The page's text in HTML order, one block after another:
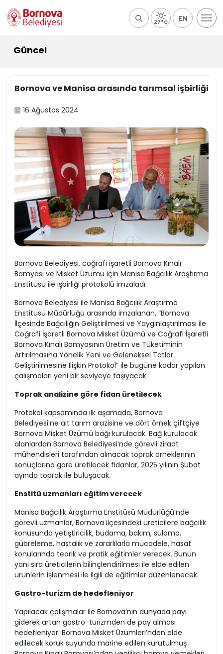
27°C EN
Güncel
Bornova ve Manisa arasında tarımsal işbirliği
16 Ağustos 2024
Bornova Belediyesi, coğrafi işaretli Bornova Kınalı
Bamyası ve Misket Üzümü için Manisa Bağcılık Araştırma
Enstitüsü ile işbirliği protokolü imzaladı.
Bornova Belediyesi ile Manisa Bağcılık Araştırma
Enstitüsü Müdürlüğü arasında imzalanan, “Bornova
İlçesinde Bağcılığın Geliştirilmesi ve Yaygınlaştırılması ile
Coğrafi İşaretli Bornova Misket Üzümü ve Coğrafi İşaretli
Bornova Kınalı Bamyasının Üretim ve Tüketiminin
Artırılmasına Yönelik Yeni ve Geleneksel Tatlar
Geliştirilmesine İlişkin Protokol” ile bugüne kadar yapılan
çalışmaları yeni bir seviyeye taşıyacak.
Toprak analizine göre fidan üretilecek
Protokol kapsamında ilk aşamada, Bornova
Belediyesi’ne ait tarım arazisine ve dört örnek çiftçiye
Bornova Misket Üzümü bağı kurulacak. Bağ kurulacak
alanlardan Bornova Belediyesi’nde görevli ziraat
mühendisleri tarafından alınacak toprak örneklerinin
sonuçlarına göre üretilecek fidanlar, 2025 yılının Şubat
ayında toprak ile buluşacak.
Enstitü uzmanları eğitim verecek
Manisa Bağcılık Araştırma Enstitüsü Müdürlüğü’nde
görevli uzmanlar, Bornova ilçesindeki üreticilere bağcılık
konusunda yetiştiricilik, budama, bakım, sulama,
gübreleme, hastalık ve zararlılarla mücadele, hasat
konularında teorik ve pratik eğitimler verecek. Bunun
yanı sıra üreticilerin bilinçlendirilmesi ile elde edilen
ürünlerin işlenmesi ile ilgili de eğitimler düzenlenecek.
Gastro-turizm de hedefleniyor
Yapılacak çalışmalar ile Bornova’nın dünyada payı
giderek artan gastro-turizmden de pay alması
hedefleniyor. Bornova Misket Üzümleri’nden elde
edilecek koruk suyunda marine edilen kurutulmuş